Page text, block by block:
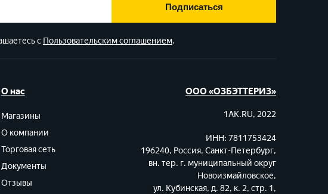
Подписаться
с Пользовательским соглашением.
О нас
Магазины
О компании
Торговая сеть
Документы
Отзывы
ООО «ОЗБЭТТЕРИЗ»
1AK.RU, 2022
ИНН: 7811753424
196240, Россия, Санкт-Петербург,
вн. тер. г. муниципальный округ
Новоизмайловское,
ул. Кубинская, д. 82, к. 2, стр. 1,